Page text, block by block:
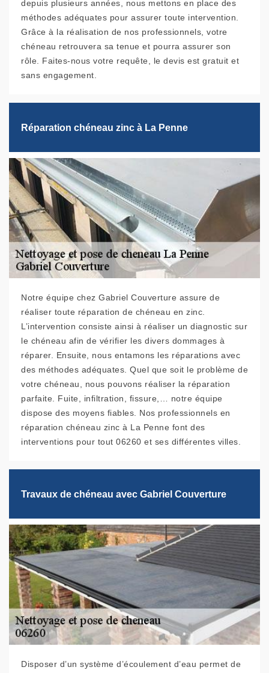
depuis plusieurs années, nous mettons en place des
méthodes adéquates pour assurer toute intervention.
Grâce à la réalisation de nos professionnels, votre
chéneau retrouvera sa tenue et pourra assurer son
rôle. Faites-nous votre requête, le devis est gratuit et
sans engagement.
Réparation chéneau zinc à La Penne
Notre équipe chez Gabriel Couverture assure de
réaliser toute réparation de chéneau en zinc.
L’intervention consiste ainsi à réaliser un diagnostic sur
le chéneau afin de vérifier les divers dommages à
réparer. Ensuite, nous entamons les réparations avec
des méthodes adéquates. Quel que soit le problème de
votre chéneau, nous pouvons réaliser la réparation
parfaite. Fuite, infiltration, fissure,… notre équipe
dispose des moyens fiables. Nos professionnels en
réparation chéneau zinc à La Penne font des
interventions pour tout 06260 et ses différentes villes.
Travaux de chéneau avec Gabriel Couverture
Disposer d’un système d’écoulement d’eau permet de